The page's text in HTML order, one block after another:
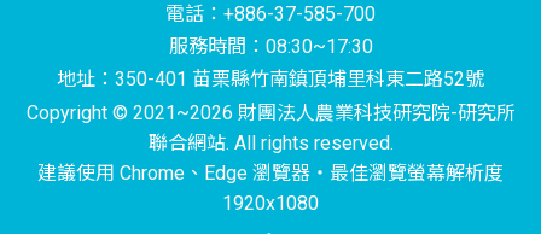
電話：+886-37-585-700
服務時間：08:30~17:30
地址：350-401 苗栗縣竹南鎮頂埔里科東二路52號
Copyright © 2021~2026 財團法人農業科技研究院-研究所
聯合網站. All rights reserved.
建議使用 Chrome、Edge 瀏覽器‧最佳瀏覽螢幕解析度
1920x1080